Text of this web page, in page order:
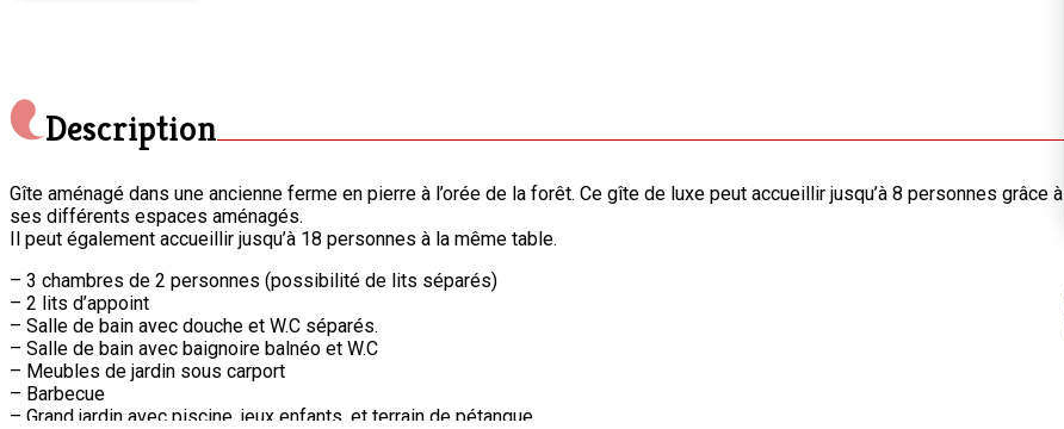
Description
Gîte aménagé dans une ancienne ferme en pierre à l’orée de la forêt. Ce gîte de luxe peut accueillir jusqu’à 8 personnes grâce à
ses différents espaces aménagés.
Il peut également accueillir jusqu’à 18 personnes à la même table.
– 3 chambres de 2 personnes (possibilité de lits séparés)
– 2 lits d’appoint
– Salle de bain avec douche et W.C séparés.
– Salle de bain avec baignoire balnéo et W.C
– Meubles de jardin sous carport
– Barbecue
– Grand jardin avec piscine, jeux enfants, et terrain de pétanque